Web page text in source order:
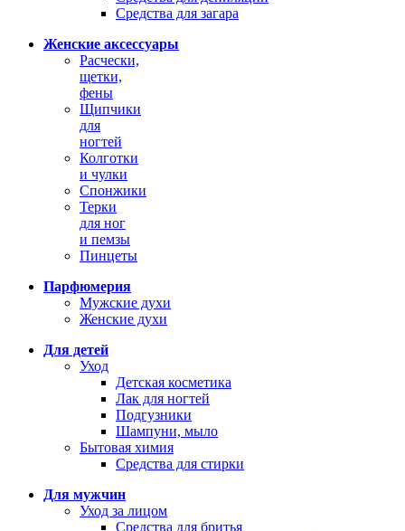
Средства для загара
Женские аксессуары
Расчески,
щетки,
фены
Щипчики
для
ногтей
Колготки
и чулки
Спонжики
Терки
для ног
и пемзы
Пинцеты
Парфюмерия
Мужские духи
Женские духи
Для детей
Уход
Детская косметика
Лак для ногтей
Подгузники
Шампуни, мыло
Бытовая химия
Средства для стирки
Для мужчин
Уход за лицом
Средства для бритья